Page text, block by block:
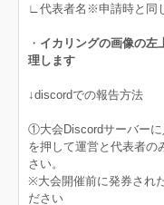
∟代表者名※申請時と同
・ イカリングの画像の左
理します
↓discordでの報告方法
①大会Discordサーバーに
を押して運営と代表者の
さい。
※大会開催前に発券され
ださい